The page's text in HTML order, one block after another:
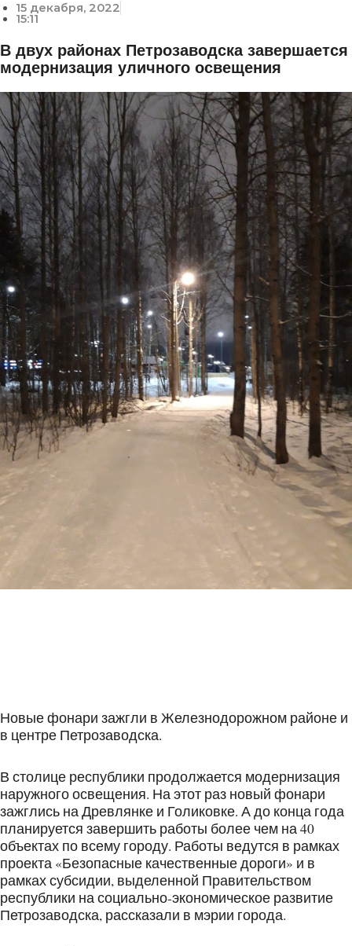
15 декабря, 2022
15:11
В двух районах Петрозаводска завершается
модернизация уличного освещения
Новые фонари зажгли в Железнодорожном районе и
в центре Петрозаводска.
В столице республики продолжается модернизация
наружного освещения. На этот раз новый фонари
зажглись на Древлянке и Голиковке. А до конца года
планируется завершить работы более чем на 40
объектах по всему городу. Работы ведутся в рамках
проекта «Безопасные качественные дороги» и в
рамках субсидии, выделенной Правительством
республики на социально-экономическое развитие
Петрозаводска, рассказали в мэрии города.